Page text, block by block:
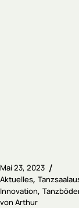
Mai 23, 2023
Aktuelles
Innovation
von Arthur